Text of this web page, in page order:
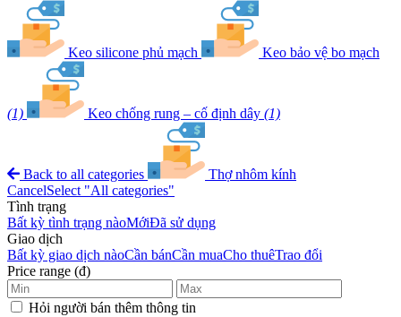
Keo silicone phủ mạch Keo bảo vệ bo mạch
(1) Keo chống rung – cố định dây (1)
Back to all categories
Thợ nhôm kính
CancelSelect "All categories"
Tình trạng
Bất kỳ tình trạng nàoMớiĐã sử dụng
Giao dịch
Bất kỳ giao dịch nàoCần bánCần muaCho thuêTrao đổi
Price range (đ)
Hỏi người bán thêm thông tin